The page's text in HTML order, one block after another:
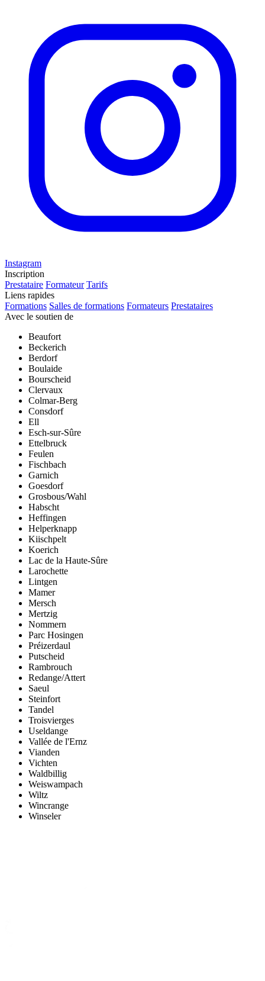
Instagram
Inscription
Prestataire Formateur Tarifs
Liens rapides
Formations Salles de formations Formateurs Prestataires
Avec le soutien de
Beaufort
Beckerich
Berdorf
Boulaide
Bourscheid
Clervaux
Colmar-Berg
Consdorf
Ell
Esch-sur-Sûre
Ettelbruck
Feulen
Fischbach
Garnich
Goesdorf
Grosbous/Wahl
Habscht
Heffingen
Helperknapp
Kiischpelt
Koerich
Lac de la Haute-Sûre
Larochette
Lintgen
Mamer
Mersch
Mertzig
Nommern
Parc Hosingen
Préizerdaul
Putscheid
Rambrouch
Redange/Attert
Saeul
Steinfort
Tandel
Troisvierges
Useldange
Vallée de l'Ernz
Vianden
Vichten
Waldbillig
Weiswampach
Wiltz
Wincrange
Winseler